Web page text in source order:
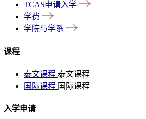
TCAS申请入学
学费
学院与学系
课程
泰文课程 泰文课程
国际课程 国际课程
入学申请